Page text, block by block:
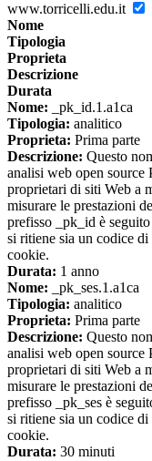
www.torricelli.edu.it
Nome
Tipologia
Proprieta
Descrizione
Durata
Nome: _pk_id.1.a1ca
Tipologia: analitico
Proprieta: Prima parte
Descrizione: Questo
analisi web open
proprietari di siti Web a
misurare le prestazioni
prefisso _pk_id è
si ritiene sia un codice
cookie.
Durata: 1 anno
Nome: _pk_ses.1.a1ca
Tipologia: analitico
Proprieta: Prima parte
Descrizione: Questo
analisi web open
proprietari di siti Web a
misurare le prestazioni
prefisso _pk_ses è
si ritiene sia un codice
cookie.
Durata: 30 minuti